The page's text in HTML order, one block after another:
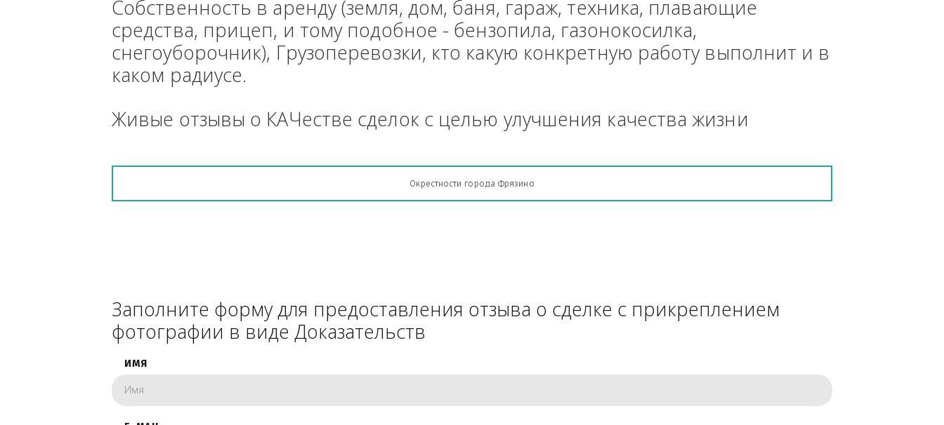
Собственность в аренду (земля, дом, баня, гараж, техника, плавающие
средства, прицеп, и тому подобное - бензопила, газонокосилка,
снегоуборочник), Грузоперевозки, кто какую конкретную работу выполнит и в
Живые отзывы о КАЧестве сделок с целью улучшения качества жизни
Заполните форму для предоставления отзыва о сделке с прикреплением